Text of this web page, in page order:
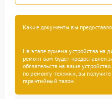
Какие документы вы
На этапе приема устройства на
ремонт вам будет предоставлен
обязательств на ваше
по ремонту техники, вы
гарантийный талон.